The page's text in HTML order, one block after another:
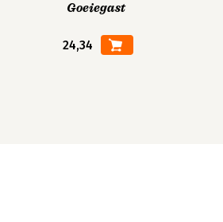
Goeiegast
24,34